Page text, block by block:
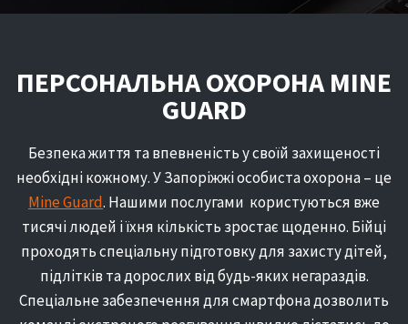
ПЕРСОНАЛЬНА ОХОРОНА MINE
GUARD
Безпека життя та впевненість у своїй захищеності
необхідні кожному. У Запоріжжі особиста охорона – це
Мine Guard. Нашими послугами користуються вже
тисячі людей і їхня кількість зростає щоденно. Бійці
проходять спеціальну підготовку для захисту дітей,
підлітків та дорослих від будь-яких негараздів.
Спеціальне забезпечення для смартфона дозволить